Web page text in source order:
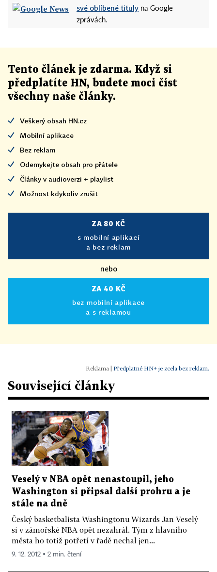
své oblíbené tituly na Google
zprávách.
Tento článek je zdarma. Když si
předplatíte HN, budete moci číst
všechny naše články.
Veškerý obsah HN.cz
Mobilní aplikace
Bez reklam
Odemykejte obsah pro přátele
Články v audioverzi + playlist
Možnost kdykoliv zrušit
ZA 80 KČ
s mobilní aplikací
a bez reklam
nebo
ZA 40 KČ
bez mobilní aplikace
a s reklamou
Předplatné HN+ je zcela bez reklam.
Související články
Veselý v NBA opět nenastoupil, jeho
Washington si připsal další prohru a je
stále na dně
Český basketbalista Washingtonu Wizards Jan Veselý
si v zámořské NBA opět nezahrál. Tým z hlavního
města ho totiž potřetí v řadě nechal jen...
9. 12. 2012 ▪ 2 min. čtení